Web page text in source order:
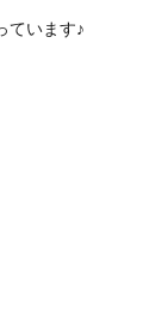
ています♪